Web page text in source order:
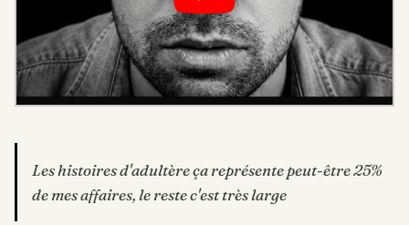
Les histoires d'adultère ça représente peut-être 25%
de mes affaires, le reste c'est très large